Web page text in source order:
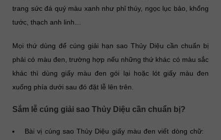
trang sức đá quý màu xanh như phỉ thúy, ngọc lục bảo, khổng
tước, thạch anh linh…
Mọi thứ dùng để cúng giải hạn sao Thủy Diệu cần chuẩn bị
phải có màu đen, trường hợp nếu những thứ khác có màu sắc
khác thì dùng giấy màu đen gói lại hoặc lót giấy màu đen
xuống phía dưới sau đó đặt lễ lên trên.
Sắm lễ cúng giải sao Thủy Diệu cần chuẩn bị?
Bài vị cúng sao Thủy Diệu giấy màu đen viết dòng chữ: